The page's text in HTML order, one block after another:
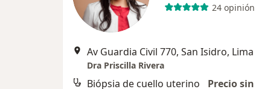
24 opinión
Av Guardia Civil 770, San Isidro, Lima
Dra Priscilla Rivera
Biópsia de cuello uterino Precio